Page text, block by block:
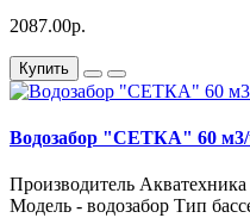
2087.00р.
Купить
Водозабор "СЕТКА" 60 м3/
Производитель
Модель - водозабор Тип